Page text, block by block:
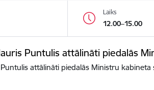
Laiks
12.00–15.00
Puntulis attālināti piedalās
attālināti piedalās Ministru kabineta